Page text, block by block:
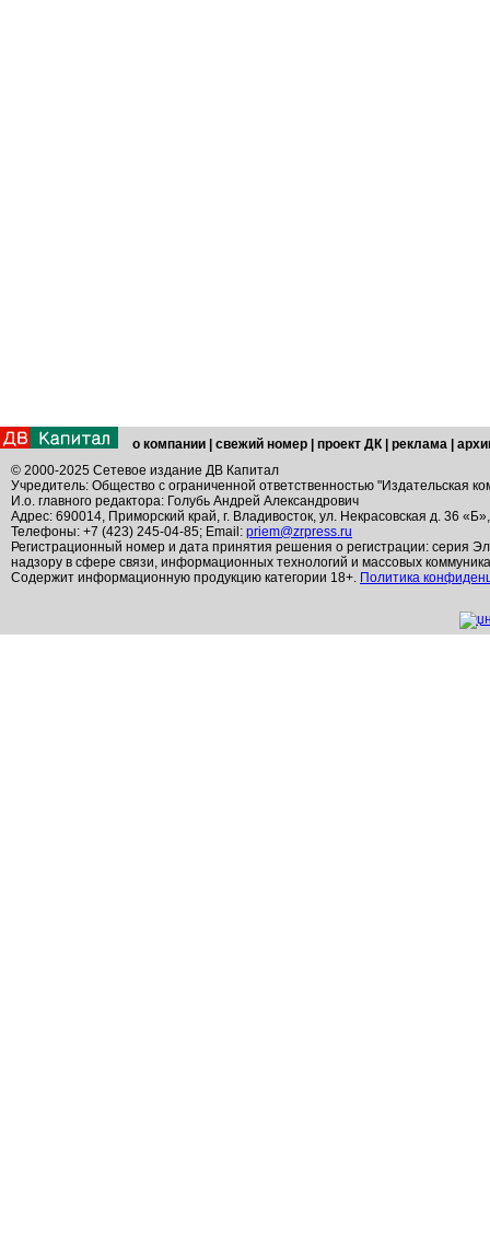
о компании свежий номер проект ДК реклама
© 2000-2025 Сетевое издание ДВ Капитал
Учредитель: Общество с ограниченной ответственностью "Издательская
И.о. главного редактора: Голубь Андрей Александрович
Адрес: 690014, Приморский край, г. Владивосток, ул. Некрасовская д. 36
Телефоны: +7 (423) 245-04-85; Email: priem@zrpress.ru
Регистрационный номер и дата принятия решения о регистрации: серия
надзору в сфере связи, информационных технологий и массовых
Содержит информационную продукцию категории 18+. Политика